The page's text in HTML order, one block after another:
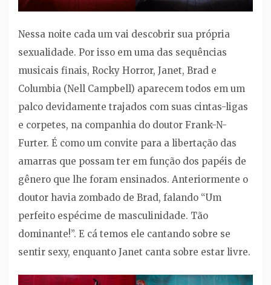
Nessa noite cada um vai descobrir sua própria
sexualidade. Por isso em uma das sequências
musicais finais, Rocky Horror, Janet, Brad e
Columbia (Nell Campbell) aparecem todos em um
palco devidamente trajados com suas cintas-ligas
e corpetes, na companhia do doutor Frank-N-
Furter. É como um convite para a libertação das
amarras que possam ter em função dos papéis de
gênero que lhe foram ensinados. Anteriormente o
doutor havia zombado de Brad, falando “Um
perfeito espécime de masculinidade. Tão
dominante!”. E cá temos ele cantando sobre se
sentir sexy, enquanto Janet canta sobre estar livre.